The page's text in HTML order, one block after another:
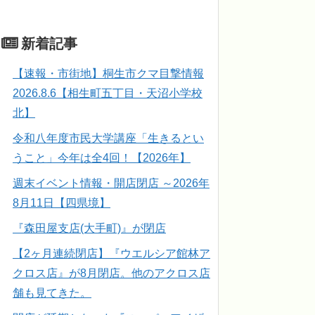
新着記事
【速報・市街地】桐生市クマ目撃情報
2026.8.6【相生町五丁目・天沼小学校
北】
令和八年度市民大学講座「生きるとい
うこと」今年は全4回！【2026年】
週末イベント情報・開店閉店 ～2026年
8月11日【四県境】
『森田屋支店(大手町)』が閉店
【2ヶ月連続閉店】『ウエルシア館林ア
クロス店』が8月閉店。他のアクロス店
舗も見てきた。